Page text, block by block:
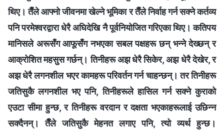
थिए। तैँले आफ्नो जीवनमा खेल्ने भूमिका र तैँले निर्वाह गर्न सक्ने कर्तव्य
पनि परमेश्‍वरद्वारा धेरै अघिदेखि नै पूर्वनियोजित गरिएका थिए। कतिपय
मानिसले अरूसँग आफूसँग नभएका सबल पक्षहरू छन् भन्‍ने देख्छन् र
आक्रोशित महसुस गर्छन्। तिनीहरू अझ धेरै सिकेर, अझ धेरै देखेर, र
अझ धेरै लगनशील भएर कामहरू परिवर्तन गर्न चाहन्छन्। तर तिनीहरू
जतिसुकै लगनशील भए पनि, तिनीहरूले हासिल गर्न सक्ने कुराको
एउटा सीमा हुन्छ, र तिनीहरू वरदान र दक्षता भएकाहरूलाई उछिन्‍न
सक्दैनन्। तैँले जतिसुकै मेहनत लगाए पनि, त्यो व्यर्थ हुन्छ।